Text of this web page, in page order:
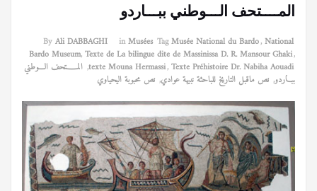
المــــتحف الـــوطني ببـــاردو
ByAli DABBAGHI inMusées TagMusée National du Bardo,National
Bardo Museum,Texte de La bilingue dite de Massinissa D. R. Mansour Ghaki,
texte Mouna Hermassi,Texte Préhistoire Dr. Nabiha Aouadi
, المــــتحف الـــوطني
ببـــاردو, نص ماقبل التاريخ للباحثة نبيهة عوادي, نص محبوبة اليحياوي